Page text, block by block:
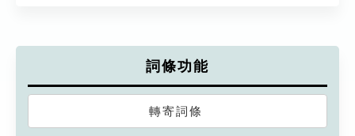
詞條功能
轉寄詞條